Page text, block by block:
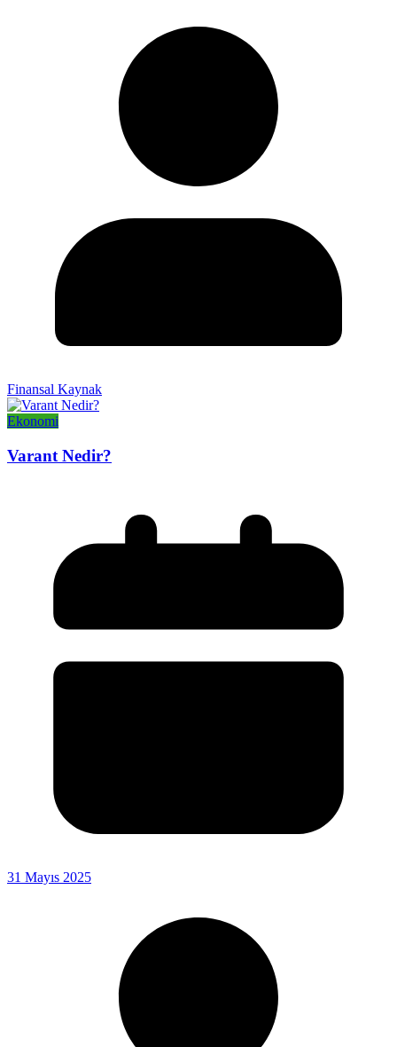
Finansal Kaynak
Ekonomi
Varant Nedir?
31 Mayıs 2025